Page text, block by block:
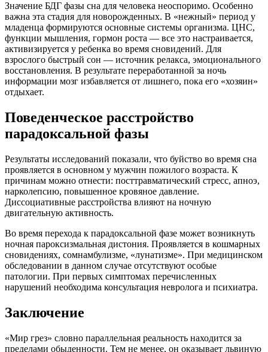
Значение БДГ фазы сна для человека неоспоримо. Особенно
важна эта стадия для новорожденных. В «нежный» период у
младенца формируются основные системы организма. ЦНС,
функции мышления, гормон роста — все это настраивается,
активизируется у ребенка во время сновидений. Для
взрослого быстрый сон — источник релакса, эмоционального
восстановления. В результате переработанной за ночь
информации мозг избавляется от лишнего, пока его «хозяин»
отдыхает.
Поведенческое расстройство
парадоксальной фазы
Результаты исследований показали, что буйство во время сна
проявляется в основном у мужчин пожилого возраста. К
причинам можно отнести: посттравматический стресс, апноэ,
нарколепсию, повышенное кровяное давление.
Диссоциативные расстройства влияют на ночную
двигательную активность.
Во время перехода к парадоксальной фазе может возникнуть
ночная пароксизмальная дистония. Проявляется в кошмарных
сновидениях, сомнамбулизме, «лунатизме». При медицинском
обследовании в данном случае отсутствуют особые
патологии. При первых симптомах перечисленных
нарушений необходима консультация невролога и психиатра.
Заключение
«Мир грез» словно параллельная реальность находится за
пределами обыденности. Тем не менее, он оказывает львиную